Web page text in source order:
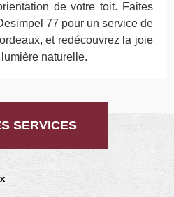
de votre toit. Faites
77 pour un service de
et redécouvrez la joie
naturelle.
SERVICES